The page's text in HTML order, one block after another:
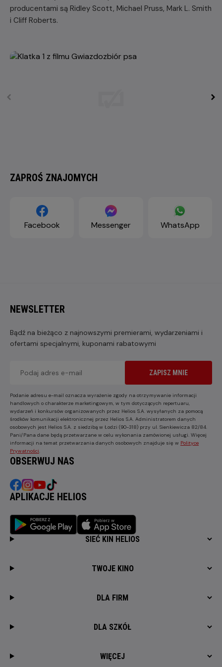
producentami są Ridley Scott, Michael Pruss, Mark L. Smith
i Cliff Roberts.
ZAPROŚ ZNAJOMYCH
Facebook Messenger WhatsApp
NEWSLETTER
Bądź na bieżąco z najnowszymi premierami, wydarzeniami i
ofertami specjalnymi, kuponami rabatowymi
ZAPISZ MNIE
Podanie adresu e-mail oznacza wyrażenie zgody na otrzymywanie informacji
handlowych o charakterze marketingowym, w tym dotyczących repertuaru,
wydarzeń i konkursów organizowanych przez Helios S.A. wysyłanych za pomocą
środków komunikacji elektronicznej przez Helios S.A. Administratorem danych
osobowych jest Helios S.A. z siedzibą w Łodzi (90-318) przy ul. Sienkiewicza 82/84.
Pani/Pana dane będą przetwarzane w celu wykonania zamówionej usługi. Więcej
informacji na temat przetwarzania danych osobowych znajduje się w Polityce
Prywatności
OBSERWUJ NAS
APLIKACJE HELIOS
SIEĆ KIN HELIOS
TWOJE KINO
DLA FIRM
DLA SZKÓŁ
WIĘCEJ